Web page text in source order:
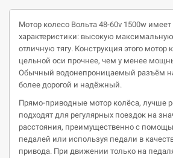
Мотор колесо Вольта 48-60v 1500w
характеристики: высокую максимальную
отличную тягу. Конструкция этого мотор
цельной оси прочнее, чем у менее
Обычный водонепроницаемый разъём
более дорогой и надёжный.
Прямо-приводные мотор колёса, лучше
подходят для регулярных поездок на
расстояния, преимущественно с
педалей или используя педали в
привода. При движении только на